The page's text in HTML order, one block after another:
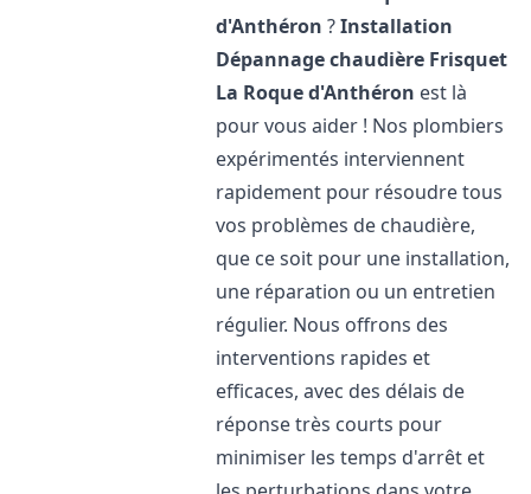
d'Anthéron ?Installation
Dépannage chaudière Frisquet
La Roque d'Anthéron est là
pour vous aider ! Nos plombiers
expérimentés interviennent
rapidement pour résoudre tous
vos problèmes de chaudière,
que ce soit pour une installation,
une réparation ou un entretien
régulier. Nous offrons des
interventions rapides et
efficaces, avec des délais de
réponse très courts pour
minimiser les temps d'arrêt et